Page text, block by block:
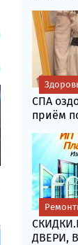
СПА
приём
ДВЕРИ,